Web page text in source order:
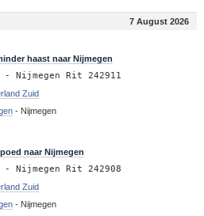
7 August 2026
haast naar Nijmegen
- Nijmegen Rit 242911
Zuid
- Nijmegen
naar Nijmegen
- Nijmegen Rit 242908
Zuid
- Nijmegen